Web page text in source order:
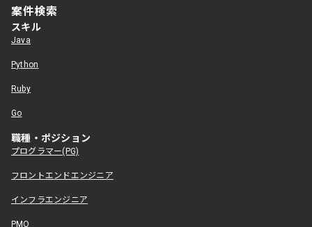
案件検索
スキル
Java
Python
Ruby
Go
職種・ポジション
プログラマー(PG)
フロントエンドエンジニア
インフラエンジニア
PMO